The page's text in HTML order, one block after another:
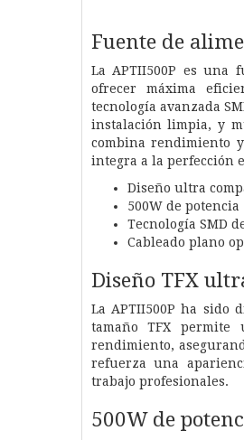
Fuente de
La APTII500P es una
ofrecer máxima
tecnología avanzada
instalación limpia, y
combina rendimiento
integra a la perfección
Diseño ultra
500W de potencia
Tecnología SMD
Cableado plano
Diseño TFX
La APTII500P ha sido
tamaño TFX permite
rendimiento,
refuerza una
trabajo profesionales.
500W de